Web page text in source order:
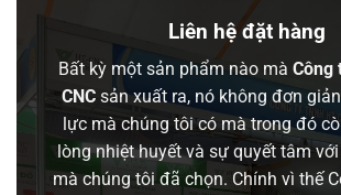
Liên hệ đặt hàng
Bất kỳ một sản phẩm nào mà Công
CNC sản xuất ra, nó không đơn
lực mà chúng tôi có mà trong đó
lòng nhiệt huyết và sự quyết tâm
mà chúng tôi đã chọn. Chính vì thế